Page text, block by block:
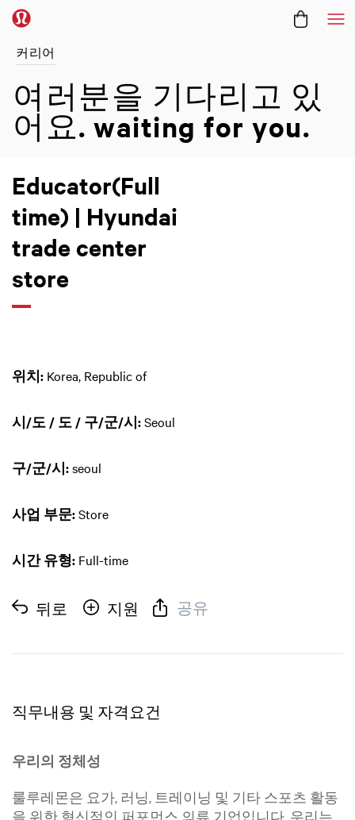
커리어
여러분을 기다리고 있
어요. waiting for you.
Educator(Full
time) | Hyundai
trade center
store
위치: Korea, Republic of
시/도 / 도 / 구/군/시:Seoul
구/군/시:seoul
사업 부문:Store
시간 유형: Full-time
뒤로 지원 공유
직무내용 및 자격요건
우리의 정체성
룰루레몬은 요가, 러닝, 트레이닝 및 기타 스포츠 활동
을 위한 혁신적인 퍼포먼스 의류 기업입니다. 우리는